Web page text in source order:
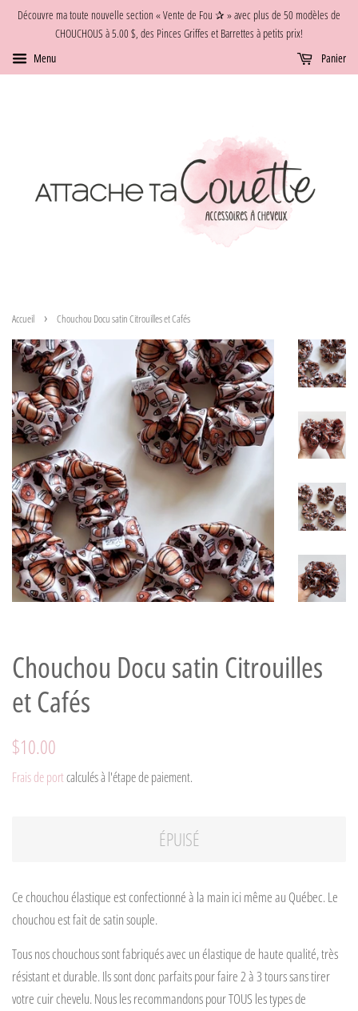
Découvre ma toute nouvelle section « Vente de Fou ✰ » avec plus de 50 modèles de
CHOUCHOUS à 5.00 $, des Pinces Griffes et Barrettes à petits prix!
Menu
Panier
Accueil › Chouchou Docu satin Citrouilles et Cafés
Chouchou Docu satin Citrouilles
et Cafés
Prix
$10.00
Frais de portcalculés à l'étape de paiement.
ÉPUISÉ
Ce chouchou élastique est confectionné à la main ici même au Québec. Le
chouchou est fait de satin souple.
Tous nos chouchous sont fabriqués avec un élastique de haute qualité, très
résistant et durable. Ils sont donc parfaits pour faire 2 à 3 tours sans tirer
votre cuir chevelu. Nous les recommandons pour TOUS les types de